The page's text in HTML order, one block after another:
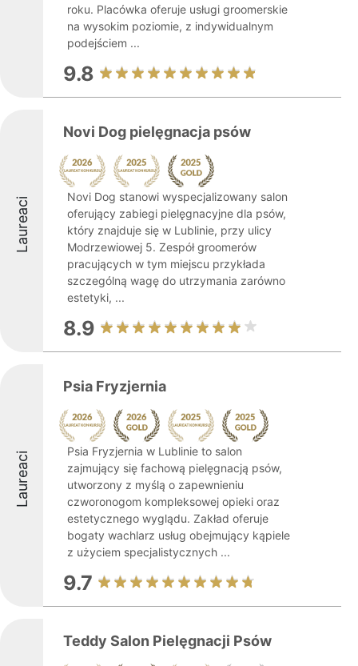
roku. Placówka oferuje usługi groomerskie
na wysokim poziomie, z indywidualnym
podejściem ...
9.8
Laureaci
Novi Dog pielęgnacja psów
Novi Dog stanowi wyspecjalizowany salon
oferujący zabiegi pielęgnacyjne dla psów,
który znajduje się w Lublinie, przy ulicy
Modrzewiowej 5. Zespół groomerów
pracujących w tym miejscu przykłada
szczególną wagę do utrzymania zarówno
estetyki, ...
8.9
Laureaci
Psia Fryzjernia
Psia Fryzjernia w Lublinie to salon
zajmujący się fachową pielęgnacją psów,
utworzony z myślą o zapewnieniu
czworonogom kompleksowej opieki oraz
estetycznego wyglądu. Zakład oferuje
bogaty wachlarz usług obejmujący kąpiele
z użyciem specjalistycznych ...
9.7
Teddy Salon Pielęgnacji Psów